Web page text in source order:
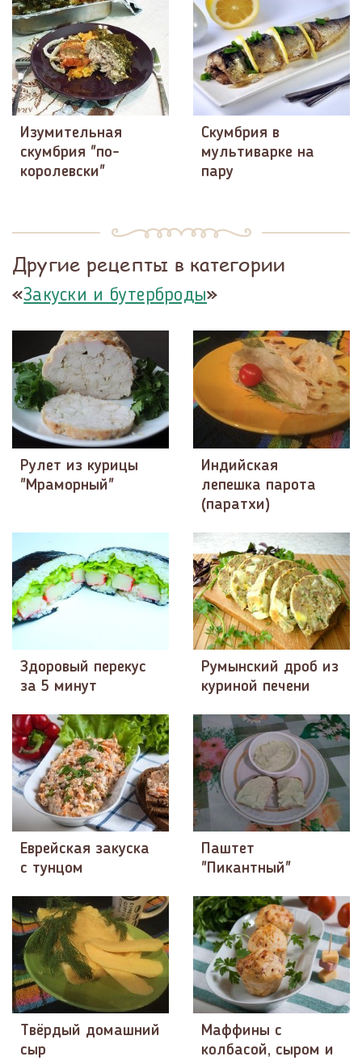
Изумительная
скумбрия "по-
королевски"
Скумбрия в
мультиварке на
пару
Другие рецепты в категории
«Закуски и бутерброды»
Рулет из курицы
"Мраморный"
Индийская
лепешка парота
(паратхи)
Здоровый перекус
за 5 минут
Румынский дроб из
куриной печени
Еврейская закуска
с тунцом
Паштет
"Пикантный"
Твёрдый домашний
сыр
Маффины с
колбасой, сыром и